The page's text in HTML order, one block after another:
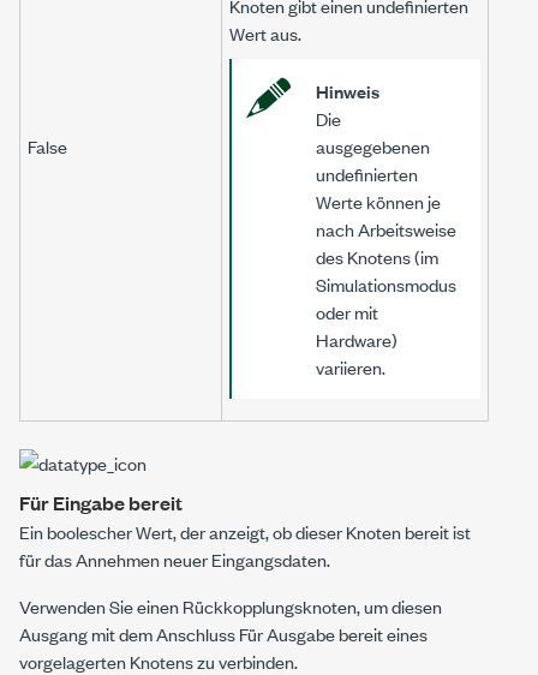
False
Knoten gibt einen undefinierten
Wert aus.
Hinweis
Die
ausgegebenen
undefinierten
Werte können je
nach Arbeitsweise
des Knotens (im
Simulationsmodus
oder mit
Hardware)
variieren.
Für Eingabe bereit
Ein boolescher Wert, der anzeigt, ob dieser Knoten bereit ist
für das Annehmen neuer Eingangsdaten.
Verwenden Sie einenRückkopplungsknoten, um diesen
Ausgang mit dem AnschlussFür Ausgabe bereiteines
vorgelagerten Knotens zu verbinden.